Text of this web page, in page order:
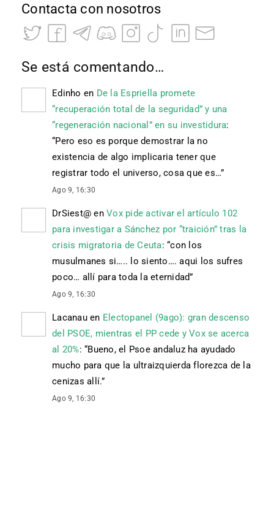
Contacta con nosotros
Se está comentando…
Edinho en De la Espriella promete
“recuperación total de la seguridad” y una
“regeneración nacional” en su investidura:
“Pero eso es porque demostrar la no
existencia de algo implicaria tener que
registrar todo el universo, cosa que es…”
Ago 9, 16:30
DrSiest@ en Vox pide activar el artículo 102
para investigar a Sánchez por “traición” tras la
crisis migratoria de Ceuta: “con los
musulmanes si….. lo siento…. aqui los sufres
poco… allí para toda la eternidad”
Ago 9, 16:30
Lacanauen Electopanel (9ago): gran descenso
del PSOE, mientras el PP cede y Vox se acerca
al 20%: “Bueno, el Psoe andaluz ha ayudado
mucho para que la ultraizquierda florezca de la
cenizas allí.”
Ago 9, 16:30